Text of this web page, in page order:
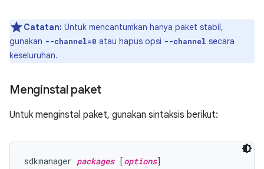
Catatan: Untuk mencantumkan hanya paket stabil,
gunakan --channel=0 atau hapus opsi --channel secara
keseluruhan.
Menginstal paket
Untuk menginstal paket, gunakan sintaksis berikut:
sdkmanager packages [options